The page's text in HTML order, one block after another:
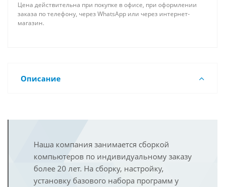
Цена действительна при покупке в офисе, при оформлении
заказа по телефону, через WhatsApp или через интернет-
магазин.
Описание
Наша компания занимается сборкой
компьютеров по индивидуальному заказу
более 20 лет. На сборку, настройку,
установку базового набора программ у